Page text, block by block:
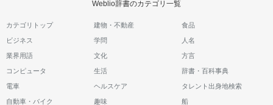
Weblio辞書のカテゴリ一覧
カテゴリトップ 建物・不動産 食品
ビジネス 学問 人名
業界用語 文化 方言
コンピュータ 生活 辞書・百科事典
電車 ヘルスケア タレント出身地検索
自動車・バイク 趣味 船